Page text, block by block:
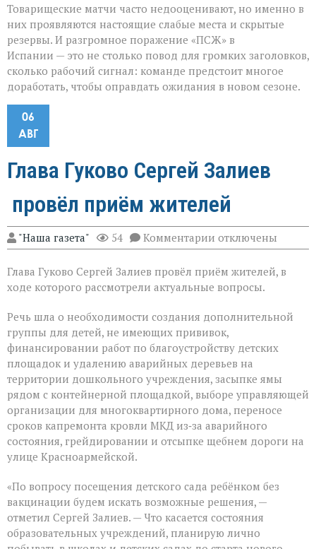
Товарищеские матчи часто недооценивают, но именно в
них проявляются настоящие слабые места и скрытые
резервы. И разгромное поражение «ПСЖ» в
Испании — это не столько повод для громких заголовков,
сколько рабочий сигнал: команде предстоит многое
доработать, чтобы оправдать ожидания в новом сезоне.
06
АВГ
Глава Гуково Сергей Залиев
провёл приём жителей
"Наша газета" 54 Комментарии к
записи
Гуково
Сергей
Залиев
приём
жителей
отключены
Глава Гуково Сергей Залиев провёл приём жителей, в
ходе которого рассмотрели актуальные вопросы.
Речь шла о необходимости создания дополнительной
группы для детей, не имеющих прививок,
финансировании работ по благоустройству детских
площадок и удалению аварийных деревьев на
территории дошкольного учреждения, засыпке ямы
рядом с контейнерной площадкой, выборе управляющей
организации для многоквартирного дома, переносе
сроков капремонта кровли МКД из‑за аварийного
состояния, грейдировании и отсыпке щебнем дороги на
улице Красноармейской.
«По вопросу посещения детского сада ребёнком без
вакцинации будем искать возможные решения, —
отметил Сергей Залиев. — Что касается состояния
образовательных учреждений, планирую лично